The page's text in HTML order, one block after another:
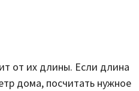
от их длины. Если длина
дома, посчитать нужное